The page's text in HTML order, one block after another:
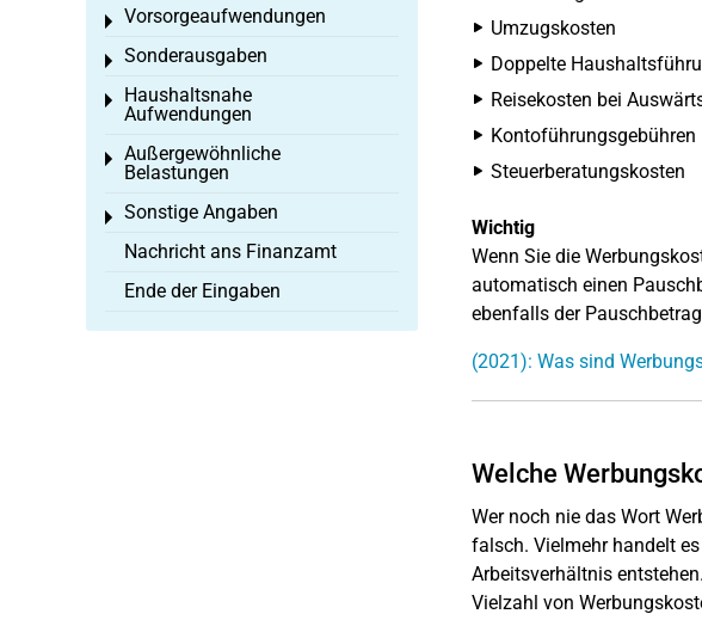
Umzugskosten
Doppelte
Reisekosten bei
Kontoführungsgebühren
Steuerberatungskosten
Wichtig
Wenn Sie die
automatisch einen
ebenfalls der
(2021): Was sind
Welche
Wer noch nie das Wort
falsch. Vielmehr handelt
Arbeitsverhältnis
Vielzahl von
Vorsorgeaufwendungen
Toggle menu
Sonderausgaben
Toggle menu
Haushaltsnahe
Aufwendungen
Toggle menu
Außergewöhnliche
Belastungen
Toggle menu
Sonstige Angaben
Toggle menu
Nachricht ans Finanzamt
Ende der Eingaben